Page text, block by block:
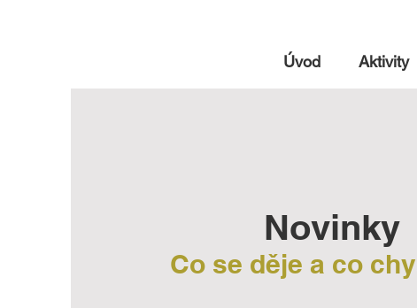
Úvod Aktivity
Novinky
Co se děje a co